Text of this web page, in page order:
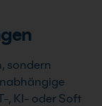
sondern
, KI- oder Soft